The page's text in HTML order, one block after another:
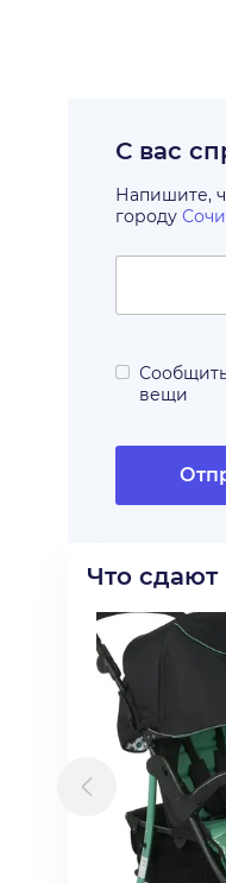
С вас
Напишите,
городу Сочи
вещи
Что